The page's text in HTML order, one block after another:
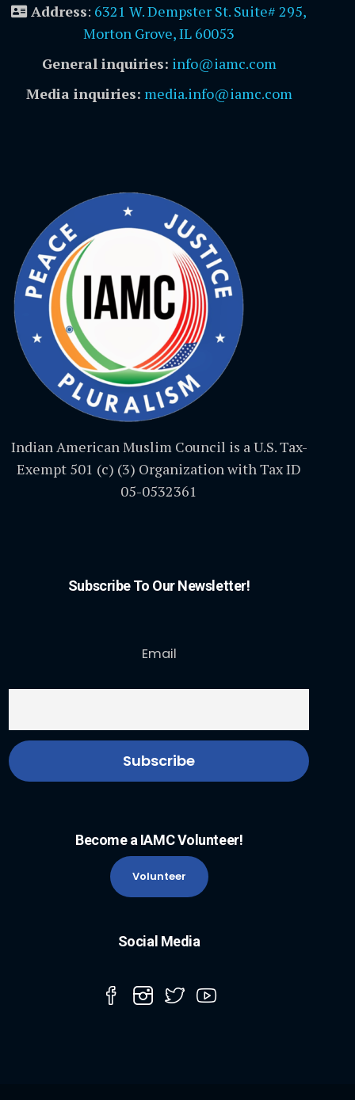
Address: 6321 W. Dempster St. Suite# 295,
Morton Grove, IL 60053
General inquiries: info@iamc.com
Media inquiries: media.info@iamc.com
Indian American Muslim Council is a U.S. Tax-
Exempt 501 (c) (3) Organization with Tax ID
05-0532361
Subscribe To Our Newsletter!
Email
Become a IAMC Volunteer!
Volunteer
Social Media